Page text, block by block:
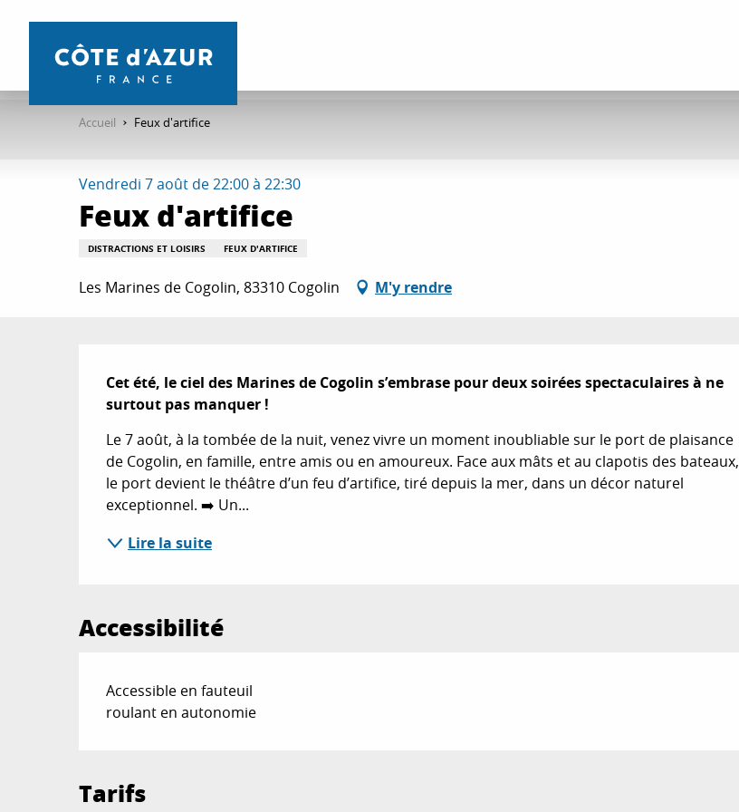
contenu
Accueil Feux d'artifice
Vendredi 7 août de 22:00 à 22:30
Feux d'artifice
DISTRACTIONS ET LOISIRS FEUX D'ARTIFICE
Les Marines de Cogolin, 83310 Cogolin M'y rendre
Description
Cet été, le ciel des Marines de Cogolin s’embrase pour deux soirées spectaculaires à ne
surtout pas manquer !
Le 7 août, à la tombée de la nuit, venez vivre un moment inoubliable sur le port de plaisance
de Cogolin, en famille, entre amis ou en amoureux. Face aux mâts et au clapotis des bateaux,
le port devient le théâtre d’un feu d’artifice, tiré depuis la mer, dans un décor naturel
exceptionnel. ➡️ Un...
Lire la suite
Accessibilité
Accessible en fauteuil
roulant en autonomie
Tarifs